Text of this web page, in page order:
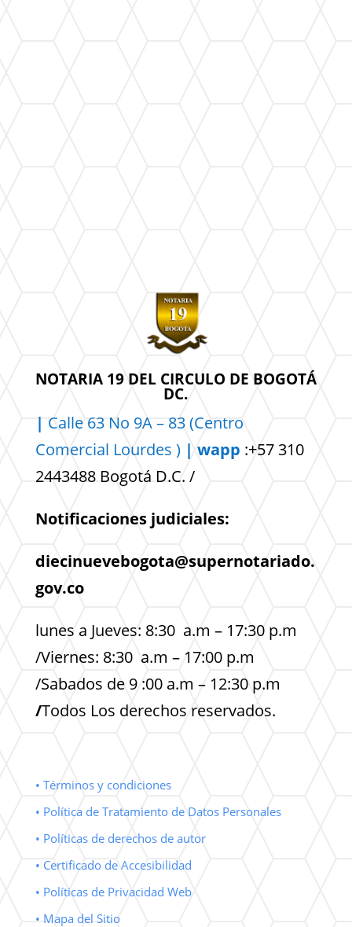
NOTARIA 19 DEL CIRCULO DE BOGOTÁ
DC.
| Calle 63 No 9A – 83 (Centro
Comercial Lourdes ) | wapp :+57 310
2443488 Bogotá D.C. /
Notificaciones judiciales:
diecinuevebogota@supernotariado.
gov.co
lunes a Jueves: 8:30 a.m – 17:30 p.m
/Viernes: 8:30 a.m – 17:00 p.m
/Sabados de 9 :00 a.m – 12:30 p.m
/Todos Los derechos reservados.
• Términos y condiciones
• Política de Tratamiento de Datos Personales
• Políticas de derechos de autor
• Certificado de Accesibilidad
• Políticas de Privacidad Web
• Mapa del Sitio